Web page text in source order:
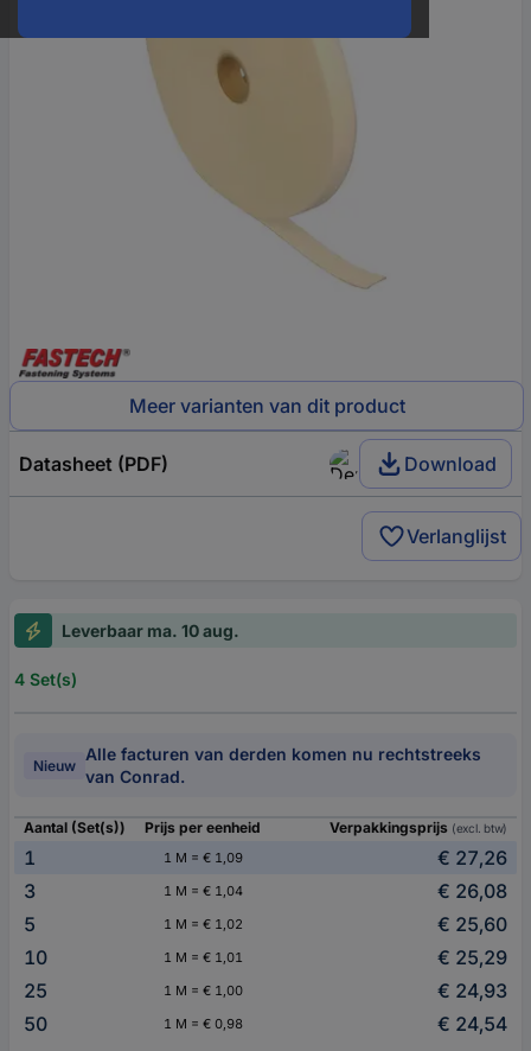
Meer varianten van dit product
Datasheet (PDF) Download
Verlanglijst
Leverbaar ma. 10 aug.
4 Set(s)
Nieuw
Alle facturen van derden komen nu rechtstreeks
van Conrad.
Aantal (Set(s)) Prijs per eenheid Verpakkingsprijs (excl. btw)
1 1 M = € 1,09
€ 27,26
3
1 M = € 1,04
€ 26,08
5
1 M = € 1,02
€ 25,60
10
1 M = € 1,01
€ 25,29
25
1 M = € 1,00
€ 24,93
50
1 M = € 0,98 € 24,54